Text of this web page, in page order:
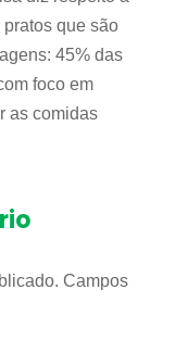
que são
45% das
foco em
as comidas
Campos